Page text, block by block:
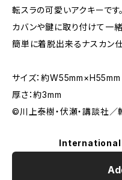
転スラの可愛いアクキーです。
カバンや鍵に取り付けて一緒
簡単に着脱出来るナスカン仕
サイズ：約W55mm×H55mm
厚さ：約3mm
©川上泰樹・伏瀬・講談社／